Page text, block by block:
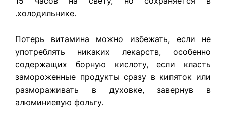
.холодильнике.
Потерь витамина можно избежать, если не
употреблять никаких лекарств, особенно
содержащих борную кислоту, если класть
замороженные продукты сразу в кипяток или
размораживать в духовке, завернув в
алюминиевую фольгу.